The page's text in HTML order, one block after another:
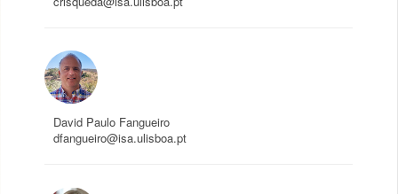
David Paulo Fangueiro
dfangueiro@isa.ulisboa.pt